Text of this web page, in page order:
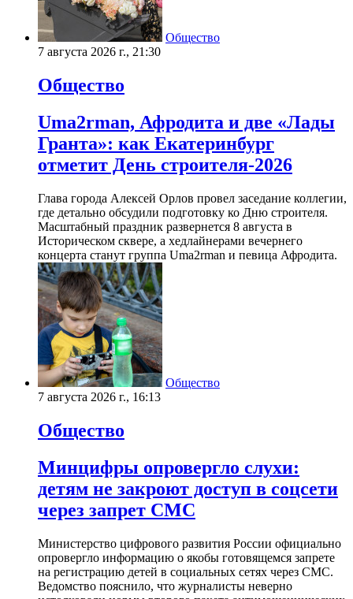
Общество
7 августа 2026 г., 21:30
Общество
Uma2rman, Афродита и две «Лады
Гранта»: как Екатеринбург
отметит День строителя-2026
Глава города Алексей Орлов провел заседание коллегии,
где детально обсудили подготовку ко Дню строителя.
Масштабный праздник развернется 8 августа в
Историческом сквере, а хедлайнерами вечернего
концерта станут группа Uma2rman и певица Афродита.
Общество
7 августа 2026 г., 16:13
Общество
Минцифры опровергло слухи:
детям не закроют доступ в соцсети
через запрет СМС
Министерство цифрового развития России официально
опровергло информацию о якобы готовящемся запрете
на регистрацию детей в социальных сетях через СМС.
Ведомство пояснило, что журналисты неверно